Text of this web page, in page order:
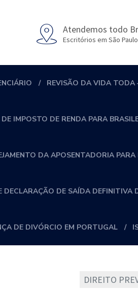
Atendemos todo
Escritórios em São
REVISÃO DA VIDA TODA
IMPOSTO DE RENDA PARA
DA APOSENTADORIA
DECLARAÇÃO DE SAÍDA DEFINITIVA
DE DIVÓRCIO EM PORTUGAL
DIREITO